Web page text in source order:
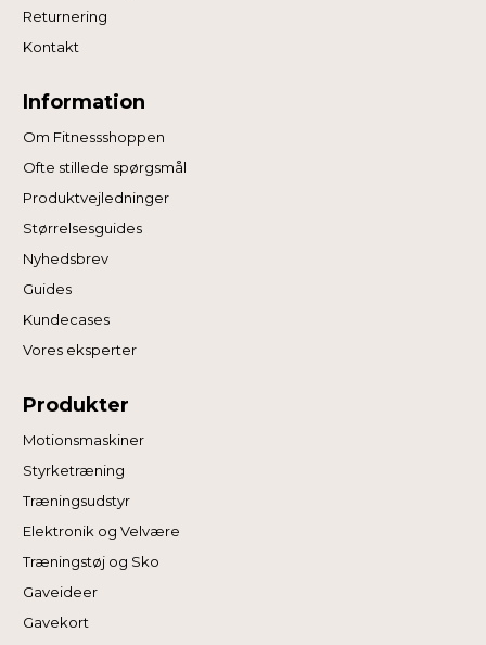
Returnering
Kontakt
Information
Om Fitnessshoppen
Ofte stillede spørgsmål
Produktvejledninger
Størrelsesguides
Nyhedsbrev
Guides
Kundecases
Vores eksperter
Produkter
Motionsmaskiner
Styrketræning
Træningsudstyr
Elektronik og Velvære
Træningstøj og Sko
Gaveideer
Gavekort